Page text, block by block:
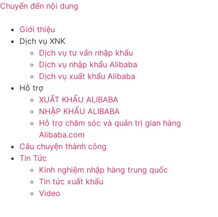
Chuyển đến nội dung
Giới thiệu
Dịch vụ XNK
Dịch vụ tư vấn nhập khẩu
Dịch vụ nhập khẩu Alibaba
Dịch vụ xuất khẩu Alibaba
Hỗ trợ
XUẤT KHẨU ALIBABA
NHẬP KHẨU ALIBABA
Hỗ trợ chăm sóc và quản trị gian hàng
Alibaba.com
Câu chuyện thành công
Tin Tức
Kinh nghiệm nhập hàng trung quốc
Tin tức xuất khẩu
Video